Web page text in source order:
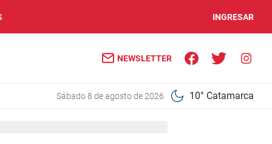
INGRESAR
NEWSLETTER
sábado 8 de agosto de 2026 10° Catamarca